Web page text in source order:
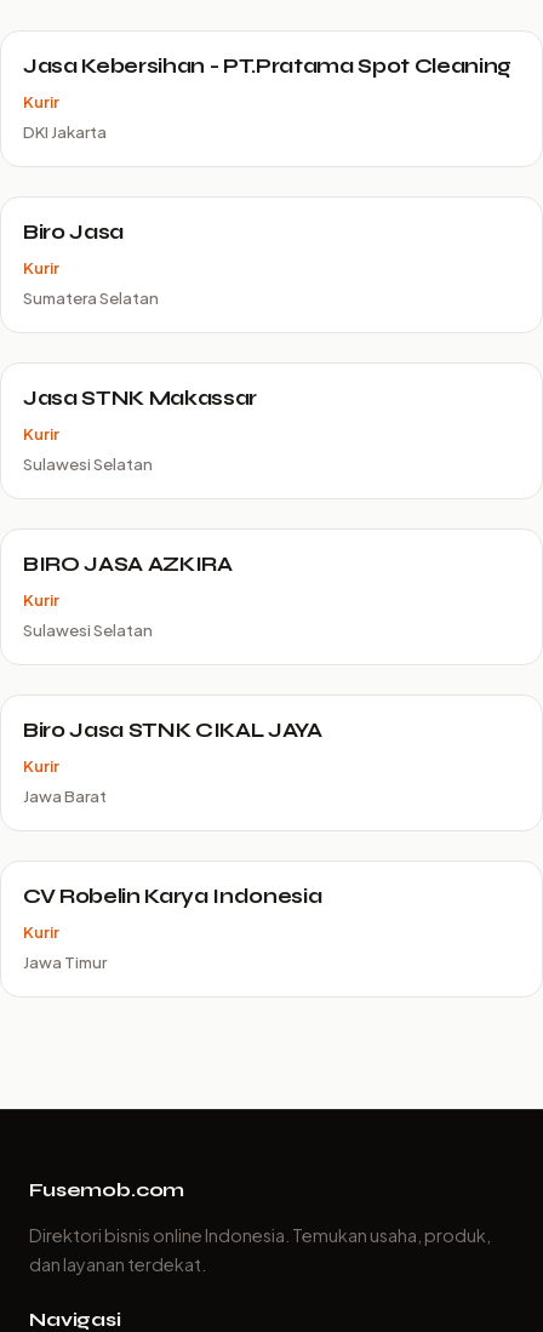
Jasa Kebersihan - PT.Pratama Spot Cleaning
Kurir
DKI Jakarta
Biro Jasa
Kurir
Sumatera Selatan
Jasa STNK Makassar
Kurir
Sulawesi Selatan
BIRO JASA AZKIRA
Kurir
Sulawesi Selatan
Biro Jasa STNK CIKAL JAYA
Kurir
Jawa Barat
CV Robelin Karya Indonesia
Kurir
Jawa Timur
Fusemob.com
Direktori bisnis online Indonesia. Temukan usaha, produk,
dan layanan terdekat.
Navigasi